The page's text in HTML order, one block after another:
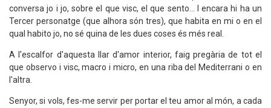
conversa jo i jo, sobre el que visc, el que sento... I encara hi ha un
Tercer personatge (que alhora són tres), que habita en mi o en el
qual habito jo, no sé quina de les dues coses és més real.
A l'escalfor d'aquesta llar d'amor interior, faig pregària de tot el
que observo i visc, macro i micro, en una riba del Mediterrani o en
l'altra.
Senyor, si vols, fes-me servir per portar el teu amor al món, a cada